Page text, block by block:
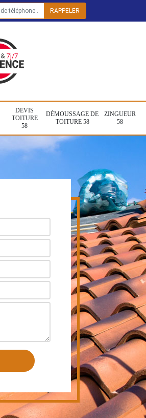
DEVIS
TOITURE
58
DÉMOUSSAGE DE
TOITURE 58
ZINGUEUR
58